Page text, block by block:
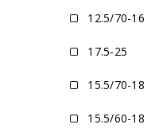
12.5/70-16
17.5-25
15.5/70-18
15.5/60-18